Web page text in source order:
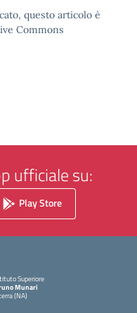
questo articolo è
Commons
ufficiale su:
Play Store
Superiore
Munari
(NA)